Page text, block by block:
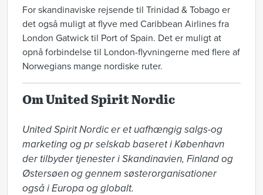
For skandinaviske rejsende til Trinidad & Tobago er
det også muligt at flyve med Caribbean Airlines fra
London Gatwick til Port of Spain. Det er muligt at
opnå forbindelse til London-flyvningerne med flere af
Norwegians mange nordiske ruter.
Om United Spirit Nordic
United Spirit Nordic er et uafhængig salgs-og
marketing og pr selskab baseret i København
der tilbyder tjenester i Skandinavien, Finland og
Østersøen og gennem søsterorganisationer
også i Europa og globalt.